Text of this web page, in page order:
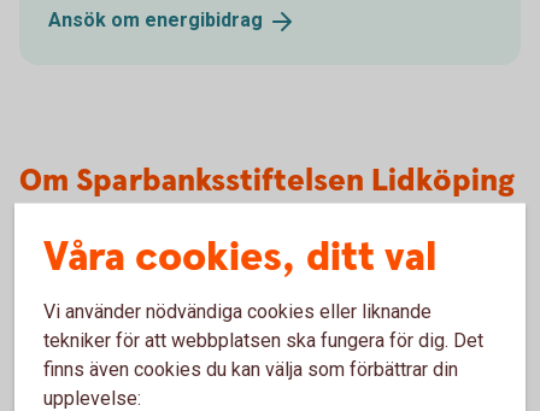
Ansök om energibidrag
Om Sparbanksstiftelsen Lidköping
Stiftelseförordnande och stadgar
Sparbanksstiftelsen Lidköping bildades år 2000 och
är ensam ägare till Sparbanken Lidköping AB.
Stiftelsens huvudsakliga syfte är att främja
sparsamhet inom verksamhetsområdet som
Våra cookies, ditt val
Vi använder nödvändiga cookies eller liknande
tekniker för att webbplatsen ska fungera för dig. Det
finns även cookies du kan välja som förbättrar din
upplevelse: